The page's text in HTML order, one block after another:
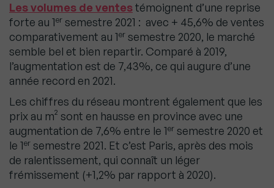
Les volumes de ventestémoignent d’une reprise
forte au 1er semestre 2021 : avec + 45,6% de ventes
comparativement au 1er semestre 2020, le marché
semble bel et bien repartir. Comparé à 2019,
l’augmentation est de 7,43%, ce qui augure d’une
année record en 2021.
Les chiffres du réseau montrent également que les
prix au m² sont en hausse en province avec une
augmentation de 7,6% entre le 1er semestre 2020 et
le 1er semestre 2021. Et c’est Paris, après des mois
de ralentissement, qui connaît un léger
frémissement (+1,2% par rapport à 2020).